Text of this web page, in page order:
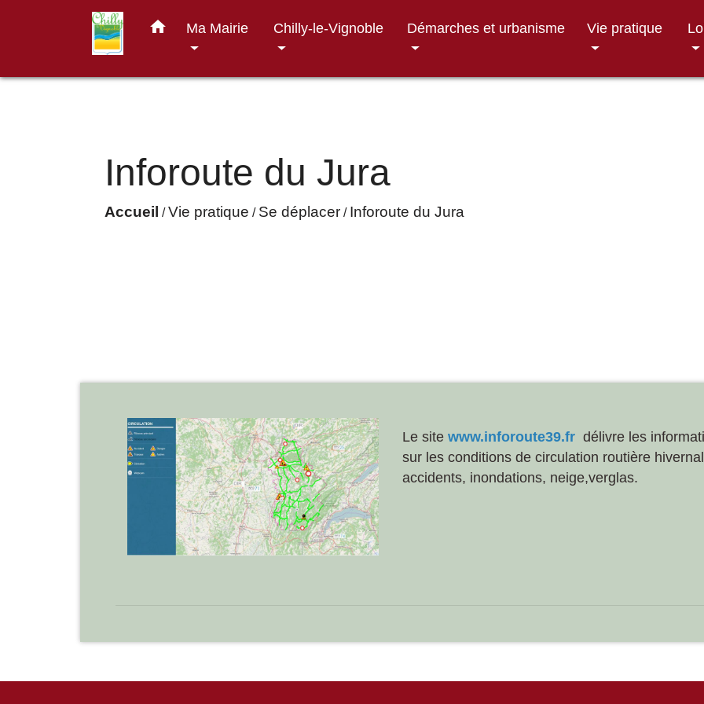
home Ma Mairie Chilly-le-Vignoble Démarches et urbanisme Vie pratique
Inforoute du Jura
Accueil /Vie pratique / Se déplacer / Inforoute du Jura
Le site www.inforoute39.fr délivre les
sur les conditions de circulation routière
accidents, inondations, neige,verglas.